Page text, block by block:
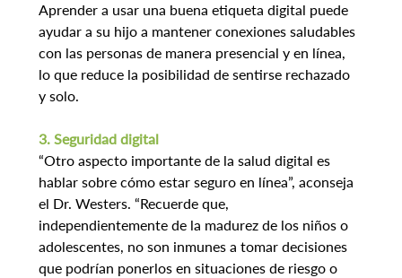
Aprender a usar una buena etiqueta digital puede
ayudar a su hijo a mantener conexiones saludables
con las personas de manera presencial y en línea,
lo que reduce la posibilidad de sentirse rechazado
y solo.
3. Seguridad digital
“Otro aspecto importante de la salud digital es
hablar sobre cómo estar seguro en línea”, aconseja
el Dr. Westers. “Recuerde que,
independientemente de la madurez de los niños o
adolescentes, no son inmunes a tomar decisiones
que podrían ponerlos en situaciones de riesgo o